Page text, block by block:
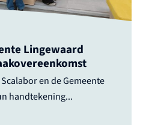
Lingewaard
en de Gemeente
handtekening...